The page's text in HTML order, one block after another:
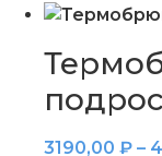
3190,00 ₽ –